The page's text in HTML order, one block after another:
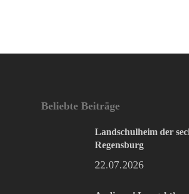
Beliebte Beiträge
Landschulheim der
Regensburg
22.07.2026